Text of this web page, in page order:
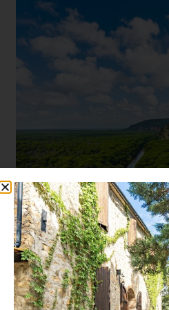
C’era un luogo, poco
rumore del presente,
scorre: si deposita.
Si stratifica come